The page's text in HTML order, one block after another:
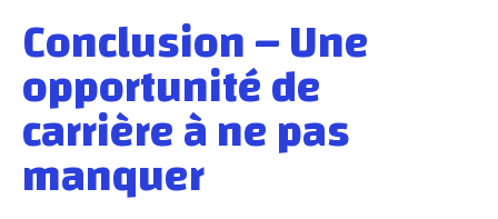
Conclusion – Une
opportunité de
carrière à ne pas
manquer